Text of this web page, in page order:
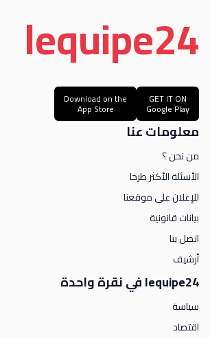
lequipe24
GET IT ON
Google Play
Download on the
App Store
معلومات عنا
من نحن ؟
الأسئلة الأكثر طرحا
للإعلان على موقعنا
بيانات قانونية
اتصل بنا
أرشيف
lequipe24 في نقرة واحدة
سياسة
اقتصاد